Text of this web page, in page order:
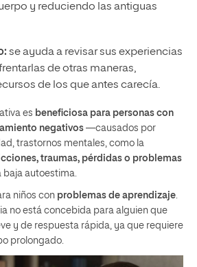
y reduciendo las antiguas
se ayuda a revisar sus experiencias
de otras maneras,
de los que antes carecía.
es beneficiosa para personas con
negativos —causados por
trastornos mentales, como la
traumas, pérdidas o problemas
baja autoestima.
niños con problemas de aprendizaje.
no está concebida para alguien que
y de respuesta rápida, ya que requiere
prolongado.